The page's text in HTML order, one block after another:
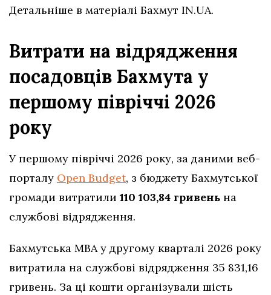
Детальніше в матеріалі Бахмут IN.UA.
Витрати на відрядження
посадовців Бахмута у
першому півріччі 2026
року
У першому півріччі 2026 року, за даними веб-
порталу Open Budget, з бюджету Бахмутської
громади витратили 110 103,84 гривень на
службові відрядження.
Бахмутська МВА у другому кварталі 2026 року
витратила на службові відрядження 35 831,16
гривень. За ці кошти організували шість